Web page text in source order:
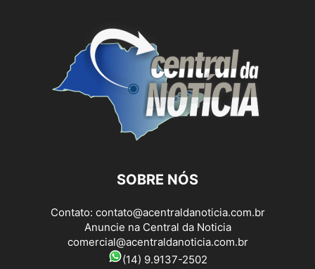
SOBRE NÓS
Contato: contato@acentraldanoticia.com.br
Anuncie na Central da Noticia
comercial@acentraldanoticia.com.br
(14) 9.9137-2502